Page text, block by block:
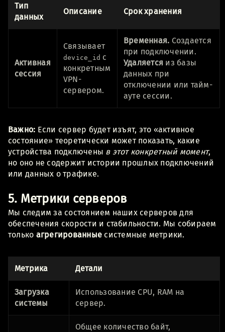
Тип
данных
Описание Срок хранения
Активная
сессия
Связывает
device_id с
конкретным
VPN-
сервером.
Временная. Создается
при подключении.
Удаляется из базы
данных при
отключении или тайм-
ауте сессии.
Важно: Если сервер будет изъят, это «активное
состояние» теоретически может показать, какие
устройства подключены в этот конкретный момент,
но оно не содержит истории прошлых подключений
или данных о трафике.
5. Метрики серверов
Мы следим за состоянием наших серверов для
обеспечения скорости и стабильности. Мы собираем
только агрегированные системные метрики.
Метрика Детали
Загрузка
системы
Использование CPU, RAM на
сервер.
Общее количество байт,